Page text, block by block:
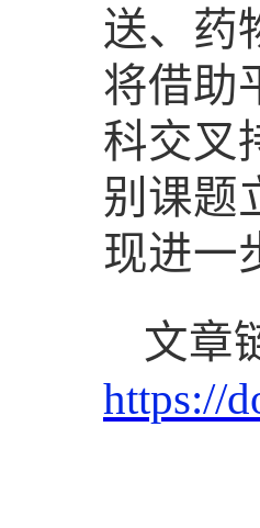
送、药
将借助
科交叉
别课题
现进一
文章
https://